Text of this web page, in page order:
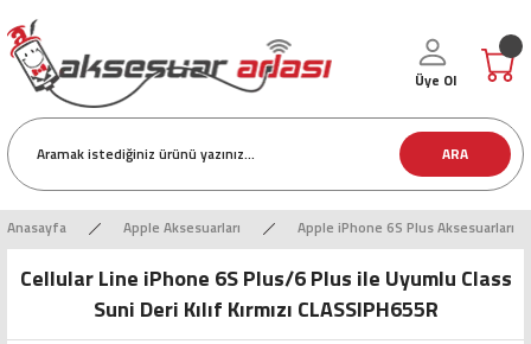
ARA
Üye Ol
Anasayfa Apple Aksesuarları Apple iPhone 6S Plus Aksesuarları
Cellular Line iPhone 6S Plus/6 Plus ile Uyumlu Class
Suni Deri Kılıf Kırmızı CLASSIPH655R